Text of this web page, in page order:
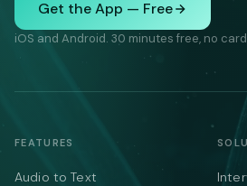
Get the App — Free
iOS and Android. 30 minutes free, no
FEATURES
Audio to Text